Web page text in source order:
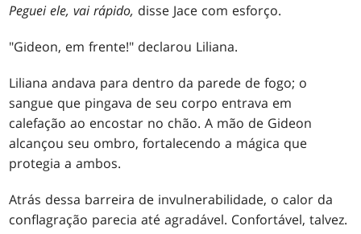
Peguei ele, vai rápido, disse Jace com esforço.
"Gideon, em frente!" declarou Liliana.
Liliana andava para dentro da parede de fogo; o
sangue que pingava de seu corpo entrava em
calefação ao encostar no chão. A mão de Gideon
alcançou seu ombro, fortalecendo a mágica que
protegia a ambos.
Atrás dessa barreira de invulnerabilidade, o calor da
conflagração parecia até agradável. Confortável, talvez.